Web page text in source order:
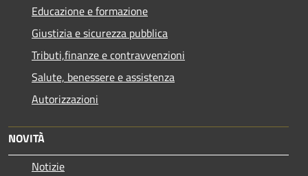
Educazione e formazione
Giustizia e sicurezza pubblica
Tributi,finanze e contravvenzioni
Salute, benessere e assistenza
Autorizzazioni
NOVITÀ
Notizie